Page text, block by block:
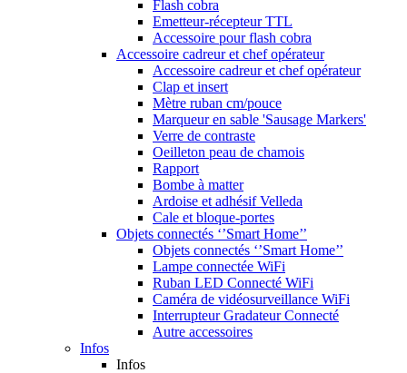
Flash cobra
Emetteur-récepteur TTL
Accessoire pour flash cobra
Accessoire cadreur et chef opérateur
Accessoire cadreur et chef opérateur
Clap et insert
Mètre ruban cm/pouce
Marqueur en sable 'Sausage Markers'
Verre de contraste
Oeilleton peau de chamois
Rapport
Bombe à matter
Ardoise et adhésif Velleda
Cale et bloque-portes
Objets connectés ‘’Smart Home’’
Objets connectés ‘’Smart Home’’
Lampe connectée WiFi
Ruban LED Connecté WiFi
Caméra de vidéosurveillance WiFi
Interrupteur Gradateur Connecté
Autre accessoires
Infos
Infos